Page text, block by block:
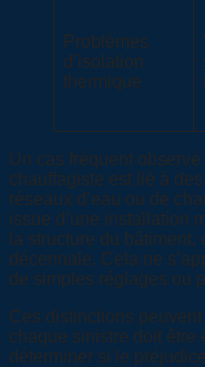
Problèmes
d’isolation
thermique
Un cas fréquent
chauffagiste est lié à
réseaux d’eau ou de
issue d’une installation
la structure du
décennale. Cela ne
de simples réglages ou
Ces distinctions
chaque sinistre doit être
déterminer si le